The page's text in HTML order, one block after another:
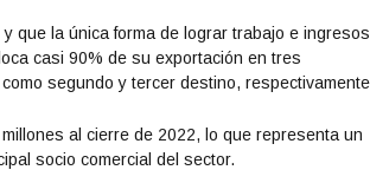
que la única forma de lograr trabajo e ingresos
casi 90% de su exportación en tres
segundo y tercer destino,
al cierre de 2022, lo que representa un
socio comercial del sector.